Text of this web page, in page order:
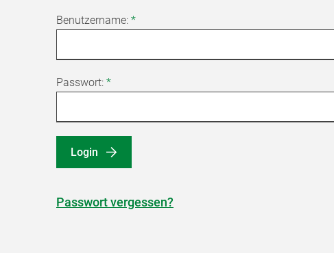
Benutzername: *
Passwort: *
Login
Passwort vergessen?